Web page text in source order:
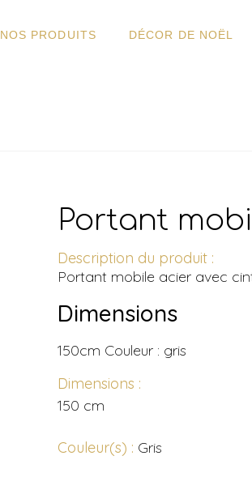
NOS PRODUITS DÉCOR DE NOËL
Portant
Description du produit :
Portant mobile acier avec
Dimensions
150cm Couleur : gris
Dimensions :
150 cm
Couleur(s) : Gris